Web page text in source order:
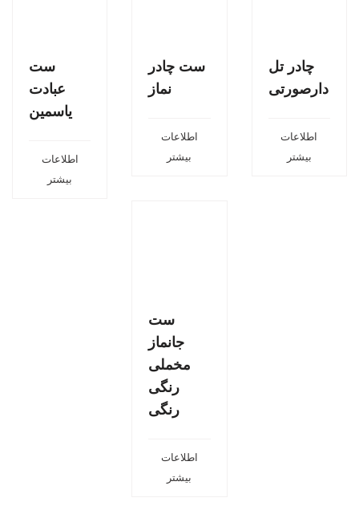
ست
عبادت
یاسمین
اطلاعات
بیشتر
ست چادر
نماز
اطلاعات
بیشتر
چادر تل
دارصورتی
اطلاعات
بیشتر
ست
جانماز
مخملی
رنگی
رنگی
اطلاعات
بیشتر